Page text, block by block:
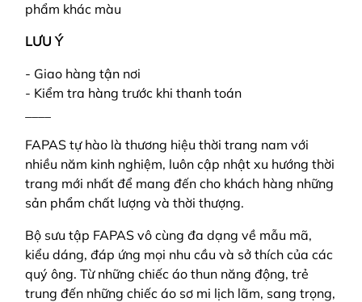
phẩm khác màu
LƯU Ý
- Giao hàng tận nơi
- Kiểm tra hàng trước khi thanh toán
FAPAS tự hào là thương hiệu thời trang nam với
nhiều năm kinh nghiệm, luôn cập nhật xu hướng thời
trang mới nhất để mang đến cho khách hàng những
sản phẩm chất lượng và thời thượng.
Bộ sưu tập FAPAS vô cùng đa dạng về mẫu mã,
kiểu dáng, đáp ứng mọi nhu cầu và sở thích của các
quý ông. Từ những chiếc áo thun năng động, trẻ
trung đến những chiếc áo sơ mi lịch lãm, sang trọng,